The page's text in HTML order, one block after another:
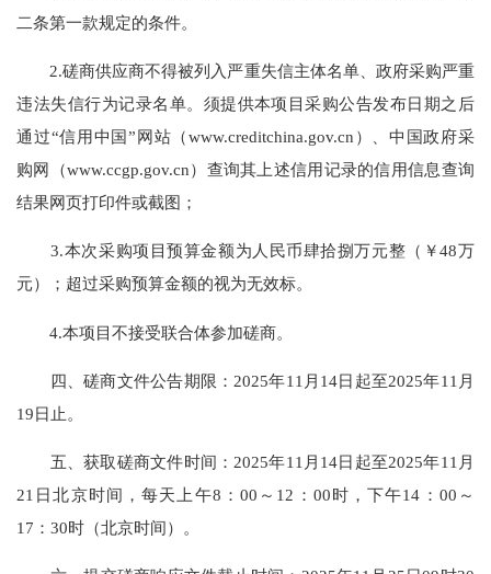
二条第一款规定的条件。
2.磋商供应商不得被列入严重失信主体名单、政府采购严重
违法失信行为记录名单。须提供本项目采购公告发布日期之后
通过“信用中国”网站（www.creditchina.gov.cn）、中国政府采
购网（www.ccgp.gov.cn）查询其上述信用记录的信用信息查询
结果网页打印件或截图；
3.本次采购项目预算金额为人民币肆拾捌万元整（￥48万
元）；超过采购预算金额的视为无效标。
4.本项目不接受联合体参加磋商。
四、磋商文件公告期限：2025年11月14日起至2025年11月
19日止。
五、获取磋商文件时间：2025年11月14日起至2025年11月
21日北京时间，每天上午8：00～12：00时，下午14：00～
17：30时（北京时间）。